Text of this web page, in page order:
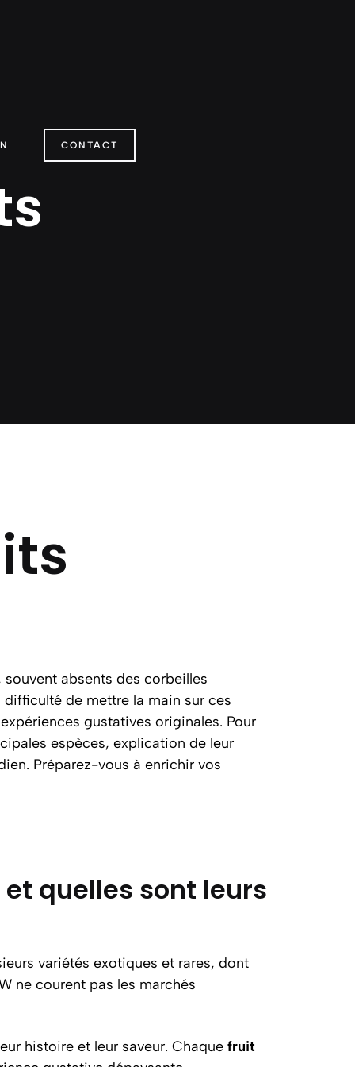
CONTACT
souvent absents des corbeilles
difficulté de mettre la main sur ces
gustatives originales. Pour
espèces, explication de leur
Préparez-vous à enrichir vos
quelles sont leurs
variétés exotiques et rares, dont
ne courent pas les marchés
histoire et leur saveur. Chaque fruit